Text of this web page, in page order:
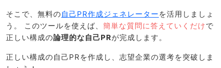
そこで、無料の自己PR作成ジェネレーター を活用しましょ
う。 このツールを使えば、 簡単な質問に答えていくだけで
正しい構成の論理的な自己PRが完成します。
正しい構成の自己PRを作成し、志望企業の選考を突破しま